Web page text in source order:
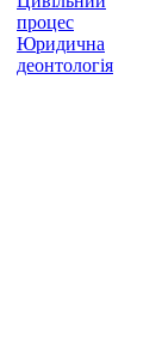
процес
Юридична
деонтологія